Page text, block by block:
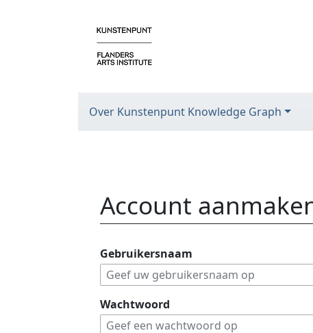
Over Kunstenpunt Knowledge Graph
Account
Gebruikersnaam
Wachtwoord